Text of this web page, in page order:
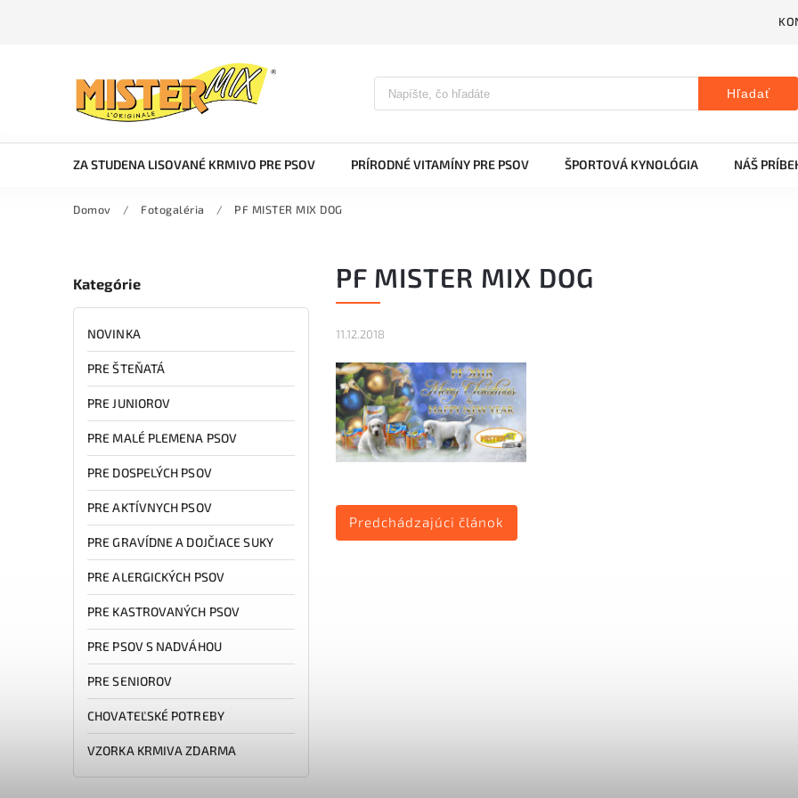
Hľadať
ZA STUDENA LISOVANÉ KRMIVO PRE PSOV PRÍRODNÉ VITAMÍNY PRE PSOV ŠPORTOVÁ KYNOLÓGIA NÁŠ
Domov / Fotogaléria / PF MISTER MIX DOG
Kategórie
NOVINKA
PRE ŠTEŇATÁ
PRE JUNIOROV
PRE MALÉ PLEMENA PSOV
PRE DOSPELÝCH PSOV
PRE AKTÍVNYCH PSOV
PRE GRAVÍDNE A DOJČIACE SUKY
PRE ALERGICKÝCH PSOV
PRE KASTROVANÝCH PSOV
PRE PSOV S NADVÁHOU
PRE SENIOROV
CHOVATEĽSKÉ POTREBY
VZORKA KRMIVA ZDARMA
PF MISTER MIX DOG
11.12.2018
Predchádzajúci článok